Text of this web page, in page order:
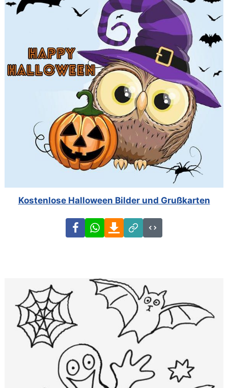
Kostenlose Halloween Bilder und Grußkarten
FacebookWhatsAppDownload
Link
Code